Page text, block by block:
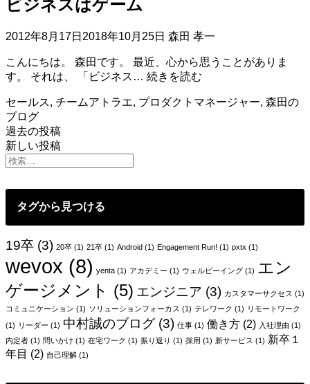
コ
の
ビジネスはゲーム
2012年8月17日 2018年10月25日 森田 孝一
こんにちは。 森田です。 最近、心から思うことがありま
す。 それは、 「ビジネス… 続きを読む
ネ
セールス, チームアトラエ, プロダクトマネージャー, 森田の
ブログ
投
稿
ビ
ゲ
ー
シ
ョ
ン
過去の投稿
新しい投稿
タグから見つける
19卒 (3) 20卒 (1) 21卒 (1) Android (1) Engagement Run! (1) pxtx (1)
wevox (8) yenta (1) アカデミー (1) ウェルビーイング (1) エン
ゲージメント (5) エンジニア (3) カスタマーサクセス (1)
コミュニケーション (1) ソリューションフォーカス (1) テレワーク (1) リモートワーク
(1) リーダー (1) 中村誠のブログ(3) 仕事 (1) 働き方 (2) 入社理由 (1)
内定者 (1) 問いかけ (1) 在宅ワーク (1) 振り返り (1) 採用 (1) 新サービス (1) 新卒１
年目 (2) 自己理解 (1)